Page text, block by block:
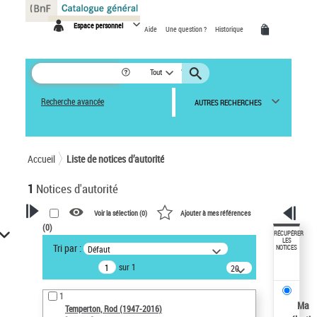
Espace personnel Aide Une question ? Historique
Tout
Recherche avancée AUTRES RECHERCHES
Accueil Liste de notices d’autorité
1 Notices d'autorité
VOTRE RECHERCHE
Recherche avancée dans les
notices d’autorité
Œuvres liées à l'auteur :
Temperton, Rod (1947-2016)
Voir la sélection (0) Ajouter à mes références
(0)
Tri par : Défaut
sur 1
20
résultats/page
1
Temperton, Rod (1947-2016)
RÉCUPÉRER
LES
NOTICES
Ma
Panneau de gestion des cookies